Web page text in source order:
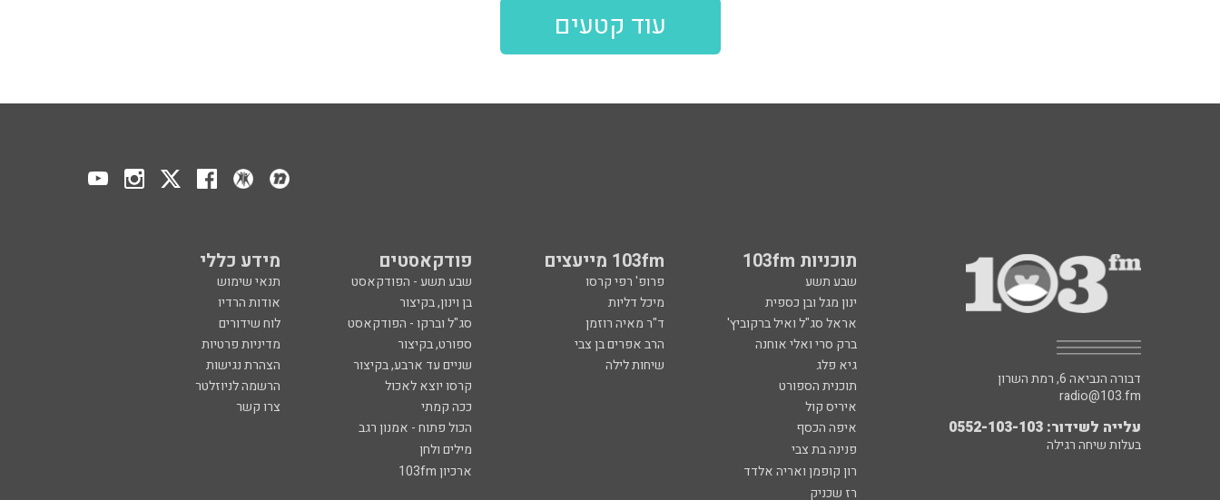
עוד קטעים
תוכניות 103fm 103fm מייעצים פודקאסטים מידע כללי
שבע תשע פרופ' רפי קרסו שבע תשע - הפודקאסט
תנאי שימוש
ינון מגל ובן כספית
מיכל דליות בן וינון, בקיצור
אודות הרדיו
אראל סג"ל ואיל ברקוביץ'
ד"ר מאיה רוזמן סג"ל וברקו - הפודקאסט
לוח שידורים
ברק סרי ואלי אוחנה
הרב אפרים בן צבי ספורט, בקיצור
מדיניות פרטיות
גיא פלג
שיחות לילה שניים עד ארבע, בקיצור
הצהרת נגישות
תוכנית הספורט
קרסו יוצא לאכול
הרשמה לניוזלטר
איריס קול
ככה קמתי
צרו קשר
איפה הכסף
הכול פתוח - אמנון רגב
פנינה בת צבי
מילים ולחן
רון קופמן ואריה אלדד
ארכיון 103fm
רז שכניק
דבורה הנביאה 6, רמת השרון
radio@103.fm
עלייה לשידור: 0552-103-103
בעלות שיחה רגילה